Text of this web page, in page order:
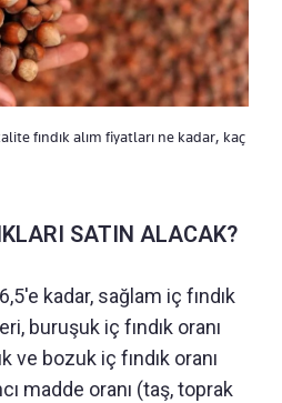
fındık alım fiyatları ne kadar, kaç
SATIN ALACAK?
kadar, sağlam iç fındık
buruşuk iç fındık oranı
ve bozuk iç fındık oranı
madde oranı (taş, toprak